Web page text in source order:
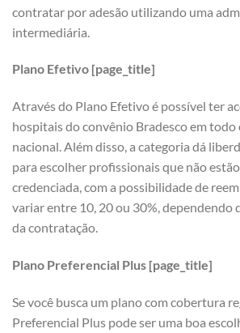
contratar por adesão utilizando uma
intermediária.
Plano Efetivo [page_title]
Através do Plano Efetivo é possível ter
hospitais do convênio Bradesco em
nacional. Além disso, a categoria dá
para escolher profissionais que não
credenciada, com a possibilidade de
variar entre 10, 20 ou 30%, dependendo
da contratação.
Plano Preferencial Plus [page_title]
Se você busca um plano com cobertura
Preferencial Plus pode ser uma boa